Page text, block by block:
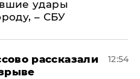
удары
– СБУ
рассказали
12:54